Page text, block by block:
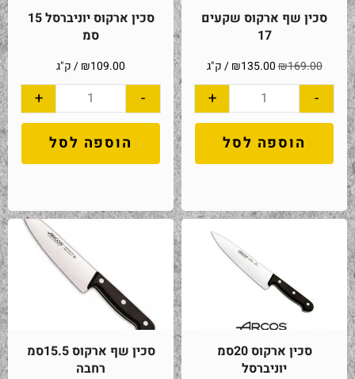
סכין שף ארקוס שקעים
17
₪169.00
₪135.00 / ק"ג
-
+
הוספה לסל
סכין ארקוס יוניברסל 15
סמ
₪109.00 / ק"ג
-
+
הוספה לסל
סכין ארקוס 20סמ
יוניברסל
סכין שף ארקוס 15.5סמ
רחבה